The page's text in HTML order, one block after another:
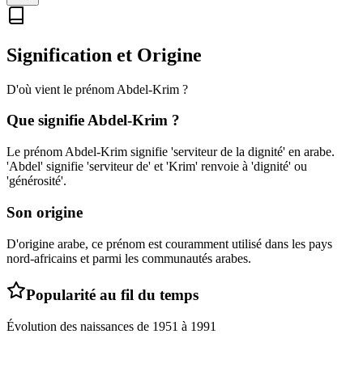
Signification et Origine
D'où vient le prénom Abdel-Krim ?
Que signifieAbdel-Krim ?
Le prénom Abdel-Krim signifie 'serviteur de la dignité' en arabe.
'Abdel' signifie 'serviteur de' et 'Krim' renvoie à 'dignité' ou
'générosité'.
Son origine
D'origine arabe, ce prénom est couramment utilisé dans les pays
nord-africains et parmi les communautés arabes.
Popularité au fil du temps
Évolution des naissances de 1951 à 1991